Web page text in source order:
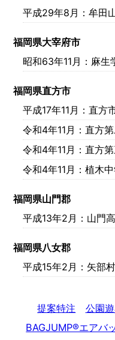
平成29年8月 ：牟田
福岡県大宰府市
昭和63年11月 ：麻
福岡県直方市
平成17年11月 ：直方
令和4年11月 ：直方
令和4年11月 ：直方
令和4年11月 ：植木
福岡県山門郡
平成13年2月 ：山門
福岡県八女郡
平成15年2月 ：矢部
提案特注 公園
BAGJUMP®エアバ